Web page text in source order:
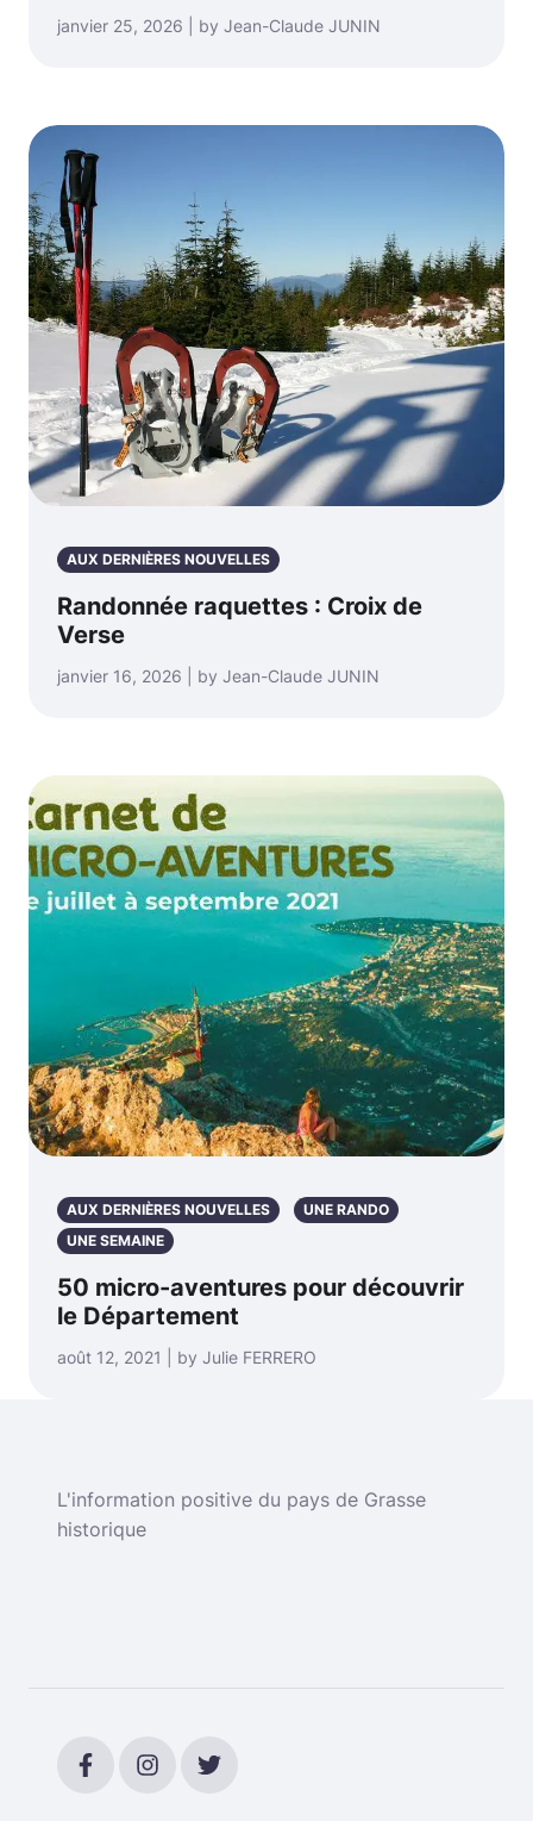
janvier 25, 2026 | by Jean-Claude JUNIN
AUX DERNIÈRES NOUVELLES
Randonnée raquettes : Croix de
Verse
janvier 16, 2026 | by Jean-Claude JUNIN
AUX DERNIÈRES NOUVELLES
UNE RANDO
UNE SEMAINE
50 micro-aventures pour découvrir
le Département
août 12, 2021 | by Julie FERRERO
L'information positive du pays de Grasse
historique